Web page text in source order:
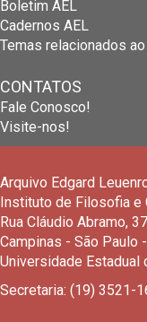
Boletim AEL
Cadernos AEL
Temas relacionados
CONTATOS
Fale Conosco!
Visite-nos!
Arquivo Edgard
Instituto de Filosofia e
Rua Cláudio Abramo,
Campinas - São Paulo
Universidade Estadual
Secretaria: (19) 3521-